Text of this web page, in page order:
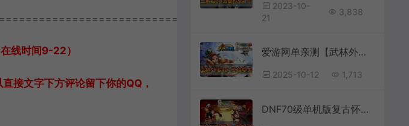
线时间9-22）
接文字下方评论留下你的QQ，
2023-10-
21
3,838
爱游网单亲测【武林外传】单机401柔情复古100级强天位版 配套GM后台el工具虚拟机一键端视频安装教学
2025-10-12 1,713
DNF70级单机版复古怀旧虚拟机一键端完整老职业主线支线任务完善无魔改